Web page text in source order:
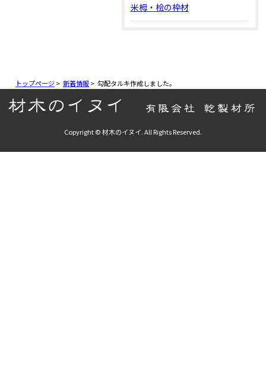
米栂・桧の枠材
トップページ> 新着情報> 勾配タルキ作成しました。
Copyright © 材木のイヌイ. All Rights Reserved.